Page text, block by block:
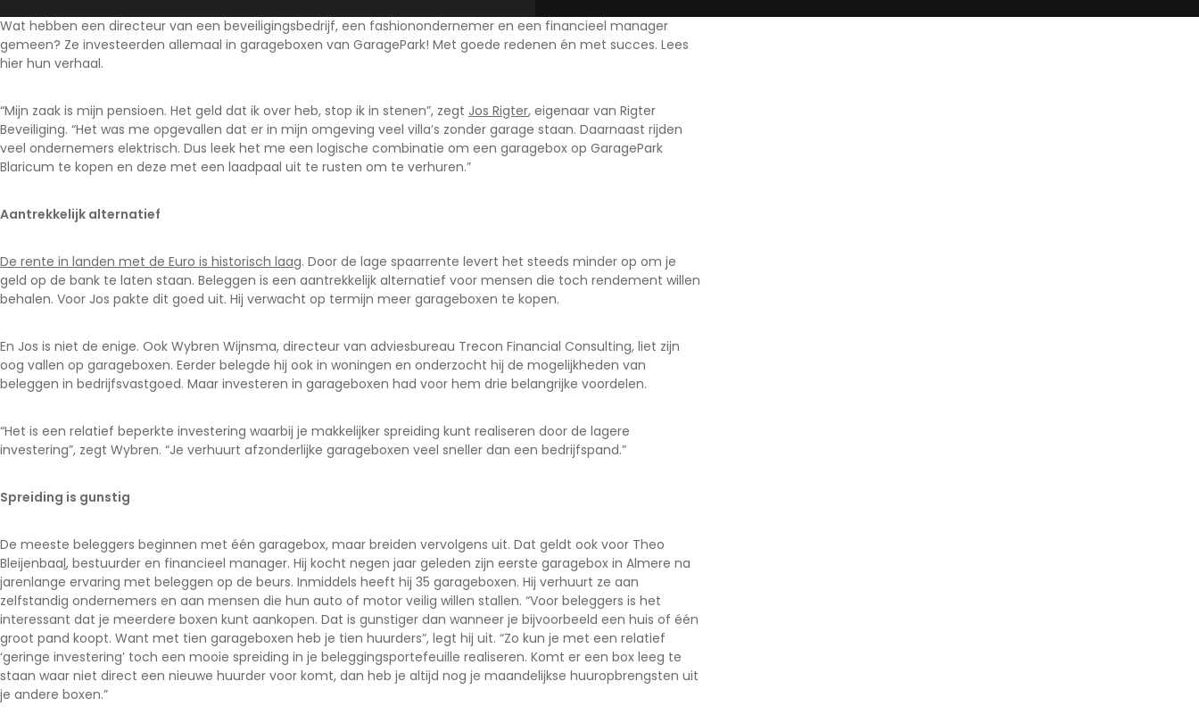
Noord-Brabant
Noord-Holland
Utrecht
Zeeland
Zuid-Holland
Wat hebben een directeur van een beveiligingsbedrijf, een fashionondernemer en een financieel manager
gemeen? Ze investeerden allemaal in garageboxen van GaragePark! Met goede redenen én met succes. Lees
hier hun verhaal.
“Mijn zaak is mijn pensioen. Het geld dat ik over heb, stop ik in stenen”, zegt Jos Rigter, eigenaar van Rigter
Beveiliging. “Het was me opgevallen dat er in mijn omgeving veel villa’s zonder garage staan. Daarnaast rijden
veel ondernemers elektrisch. Dus leek het me een logische combinatie om een garagebox op GaragePark
Blaricum te kopen en deze met een laadpaal uit te rusten om te verhuren.”
Aantrekkelijk alternatief
De rente in landen met de Euro is historisch laag. Door de lage spaarrente levert het steeds minder op om je
geld op de bank te laten staan. Beleggen is een aantrekkelijk alternatief voor mensen die toch rendement willen
behalen. Voor Jos pakte dit goed uit. Hij verwacht op termijn meer garageboxen te kopen.
En Jos is niet de enige. Ook Wybren Wijnsma, directeur van adviesbureau Trecon Financial Consulting, liet zijn
oog vallen op garageboxen. Eerder belegde hij ook in woningen en onderzocht hij de mogelijkheden van
beleggen in bedrijfsvastgoed. Maar investeren in garageboxen had voor hem drie belangrijke voordelen.
“Het is een relatief beperkte investering waarbij je makkelijker spreiding kunt realiseren door de lagere
investering”, zegt Wybren. “Je verhuurt afzonderlijke garageboxen veel sneller dan een bedrijfspand.”
Spreiding is gunstig
De meeste beleggers beginnen met één garagebox, maar breiden vervolgens uit. Dat geldt ook voor Theo
Bleijenbaal, bestuurder en financieel manager. Hij kocht negen jaar geleden zijn eerste garagebox in Almere na
jarenlange ervaring met beleggen op de beurs. Inmiddels heeft hij 35 garageboxen. Hij verhuurt ze aan
zelfstandig ondernemers en aan mensen die hun auto of motor veilig willen stallen. “Voor beleggers is het
interessant dat je meerdere boxen kunt aankopen. Dat is gunstiger dan wanneer je bijvoorbeeld een huis of één
groot pand koopt. Want met tien garageboxen heb je tien huurders”, legt hij uit. “Zo kun je met een relatief
‘geringe investering’ toch een mooie spreiding in je beleggingsportefeuille realiseren. Komt er een box leeg te
staan waar niet direct een nieuwe huurder voor komt, dan heb je altijd nog je maandelijkse huuropbrengsten uit
je andere boxen.”